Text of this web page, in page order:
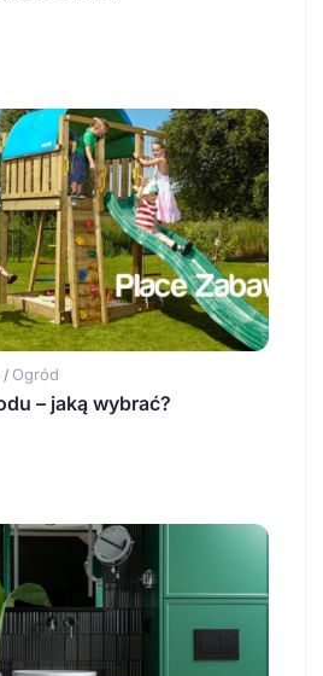
/ Ogród
– jaką wybrać?